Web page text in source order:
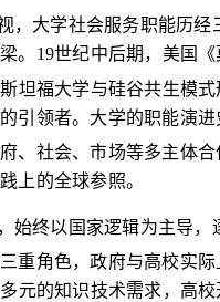
，大学社会服务职能历经
。 19世纪中后期，美国
坦福大学与硅谷共生模
引领者。大学的职能演
、社会、市场等多主体
上的全球参照。
始终以国家逻辑为主导
重角色，政府与高校实
元的知识技术需求，高